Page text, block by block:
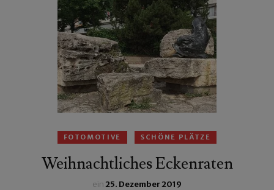
FOTOMOTIVE SCHÖNE PLÄTZE
Weihnachtliches Eckenraten
ein25. Dezember 2019